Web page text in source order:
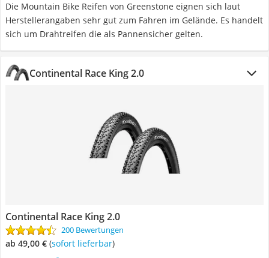
Die Mountain Bike Reifen von Greenstone eignen sich laut
Herstellerangaben sehr gut zum Fahren im Gelände. Es handelt
sich um Drahtreifen die als Pannensicher gelten.
Continental Race King 2.0
Continental Race King 2.0
200 Bewertungen
ab 49,00 € ( Sofort lieferbar)